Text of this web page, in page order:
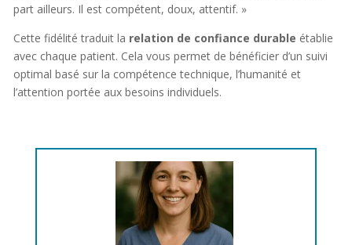
part ailleurs. Il est compétent, doux, attentif. »
Cette fidélité traduit la relation de confiance durable établie
avec chaque patient. Cela vous permet de bénéficier d’un suivi
optimal basé sur la compétence technique, l’humanité et
l’attention portée aux besoins individuels.